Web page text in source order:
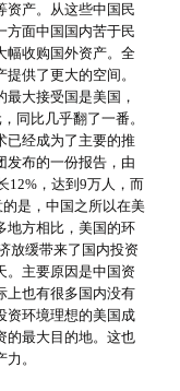
资产。从这些中国民
方面中国国内苦于民
幅收购国外资产。全
供了更大的空间。
大接受国是美国，
同比几乎翻了一番。
已经成为了主要的推
发布的一份报告，由
12%，达到9万人，而
是，中国之所以在美
地方相比，美国的环
放缓带来了国内投资
。主要原因是中国资
上也有很多国内没有
资环境理想的美国成
的最大目的地。这也
。